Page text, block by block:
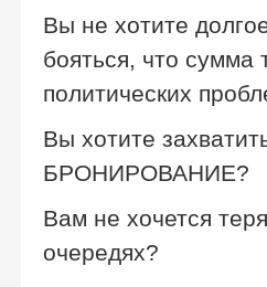
Вы не хотите
бояться, что сумма
политических
Вы хотите
БРОНИРОВАНИЕ?
Вам не хочется
очередях?